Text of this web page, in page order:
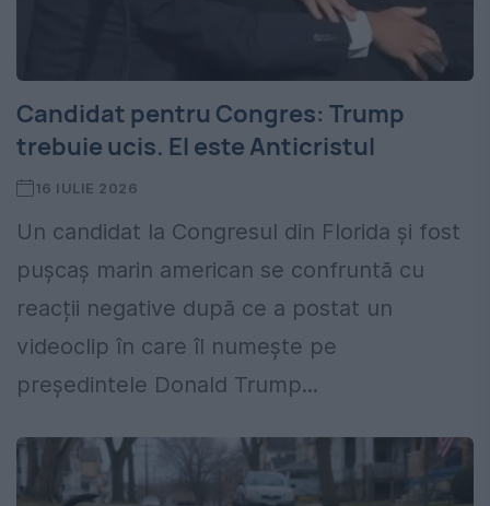
Candidat pentru Congres: Trump
trebuie ucis. El este Anticristul
16 IULIE 2026
Un candidat la Congresul din Florida și fost
pușcaș marin american se confruntă cu
reacții negative după ce a postat un
videoclip în care îl numește pe
președintele Donald Trump...